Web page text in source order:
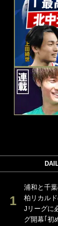
浦和と千
柏リカル
Jリーグに
グ開幕｢初